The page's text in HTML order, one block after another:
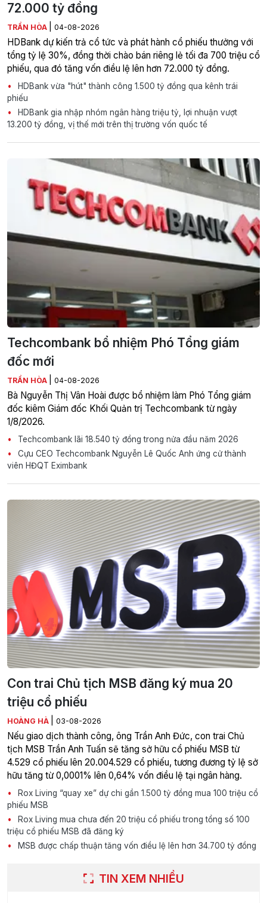
72.000 tỷ đồng
TRẦN HÒA 04-08-2026
HDBank dự kiến trả cổ tức và phát hành cổ phiếu thưởng với
tổng tỷ lệ 30%, đồng thời chào bán riêng lẻ tối đa 700 triệu cổ
phiếu, qua đó tăng vốn điều lệ lên hơn 72.000 tỷ đồng.
HDBank vừa "hút" thành công 1.500 tỷ đồng qua kênh trái
phiếu
HDBank gia nhập nhóm ngân hàng triệu tỷ, lợi nhuận vượt
13.200 tỷ đồng, vị thế mới trên thị trường vốn quốc tế
Techcombank bổ nhiệm Phó Tổng giám
đốc mới
TRẦN HÒA 04-08-2026
Bà Nguyễn Thị Vân Hoài được bổ nhiệm làm Phó Tổng giám
đốc kiêm Giám đốc Khối Quản trị Techcombank từ ngày
1/8/2026.
Techcombank lãi 18.540 tỷ đồng trong nửa đầu năm 2026
Cựu CEO Techcombank Nguyễn Lê Quốc Anh ứng cử thành
viên HĐQT Eximbank
Con trai Chủ tịch MSB đăng ký mua 20
triệu cổ phiếu
HOÀNG HÀ 03-08-2026
Nếu giao dịch thành công, ông Trần Anh Đức, con trai Chủ
tịch MSB Trần Anh Tuấn sẽ tăng sở hữu cổ phiếu MSB từ
4.529 cổ phiếu lên 20.004.529 cổ phiếu, tương đương tỷ lệ sở
hữu tăng từ 0,0001% lên 0,64% vốn điều lệ tại ngân hàng.
Rox Living “quay xe” dự chi gần 1.500 tỷ đồng mua 100 triệu cổ
phiếu MSB
Rox Living mua chưa đến 20 triệu cổ phiếu trong tổng số 100
triệu cổ phiếu MSB đã đăng ký
MSB được chấp thuận tăng vốn điều lệ lên hơn 34.700 tỷ đồng
TIN XEM NHIỀU